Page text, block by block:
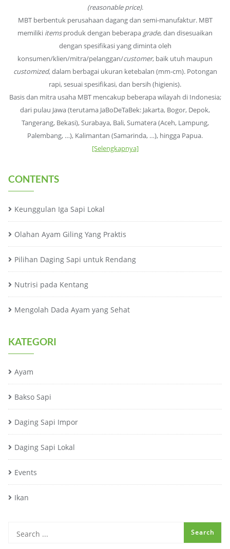
(reasonable price).
MBT berbentuk perusahaan dagang dan semi-manufaktur. MBT
memiliki itemsproduk dengan beberapa grade, dan disesuaikan
dengan spesifikasi yang diminta oleh
konsumen/klien/mitra/pelanggan/customer, baik utuh maupun
customized, dalam berbagai ukuran ketebalan (mm-cm). Potongan
rapi, sesuai spesifikasi, dan bersih (higienis).
Basis dan mitra usaha MBT mencakup beberapa wilayah di Indonesia;
dari pulau Jawa (terutama JaBoDeTaBek: Jakarta, Bogor, Depok,
Tangerang, Bekasi), Surabaya, Bali, Sumatera (Aceh, Lampung,
Palembang, …), Kalimantan (Samarinda, …), hingga Papua.
[Selengkapnya]
CONTENTS
Keunggulan Iga Sapi Lokal
Olahan Ayam Giling Yang Praktis
Pilihan Daging Sapi untuk Rendang
Nutrisi pada Kentang
Mengolah Dada Ayam yang Sehat
KATEGORI
Ayam
Bakso Sapi
Daging Sapi Impor
Daging Sapi Lokal
Events
Ikan